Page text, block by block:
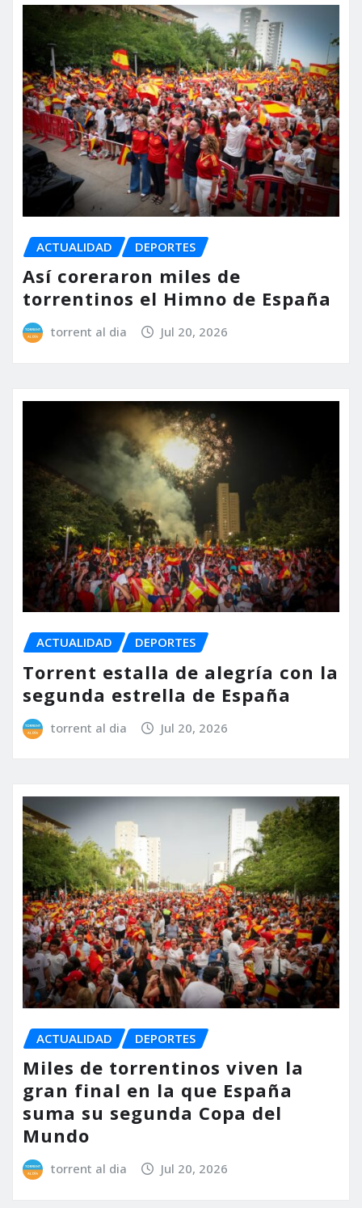
ACTUALIDAD DEPORTES
Así coreraron miles de
torrentinos el Himno de España
torrent al dia Jul 20, 2026
ACTUALIDAD DEPORTES
Torrent estalla de alegría con la
segunda estrella de España
torrent al dia Jul 20, 2026
ACTUALIDAD DEPORTES
Miles de torrentinos viven la
gran final en la que España
suma su segunda Copa del
Mundo
torrent al dia Jul 20, 2026